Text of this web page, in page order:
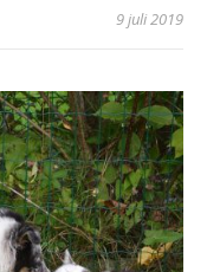
9 juli 2019